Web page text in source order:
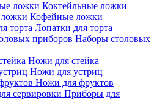
Коктейльные ложки
Кофейные ложки
Лопатки для торта
Наборы столовых
Ножи для стейка
Ножи для устриц
Ножи для фруктов
Приборы для